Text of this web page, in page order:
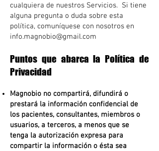
cualquiera de nuestros Servicios. Si tiene
alguna pregunta o duda sobre esta
política, comuníquese con nosotros en
info.magnobio@gmail.com
Puntos que abarca la Política de
Privacidad
Magnobio no compartirá, difundirá o
prestará la información confidencial de
los pacientes, consultantes, miembros o
usuarios, a terceros, a menos que se
tenga la autorización expresa para
compartir la información o ésta sea